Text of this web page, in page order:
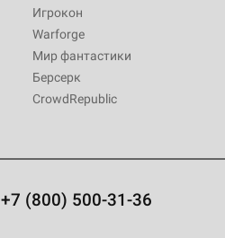
Игрокон
Warforge
Мир фантастики
Берсерк
CrowdRepublic
+7 (800) 500-31-36